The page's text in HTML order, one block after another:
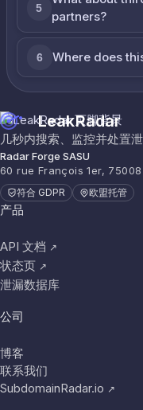
5
partners?
6 Where does
LeakRadar
几秒内搜索、监控并处置泄
Radar Forge SASU
60 rue François 1er, 75008
符合 GDPR 欧盟托管
产品
API 文档 ↗
状态页 ↗
泄漏数据库
公司
博客
联系我们
SubdomainRadar.io ↗